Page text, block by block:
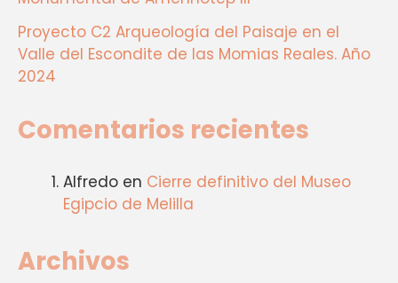
Proyecto C2 Arqueología del Paisaje en el
Valle del Escondite de las Momias Reales. Año
2024
Comentarios recientes
Alfredo en Cierre definitivo del Museo
Egipcio de Melilla
Archivos